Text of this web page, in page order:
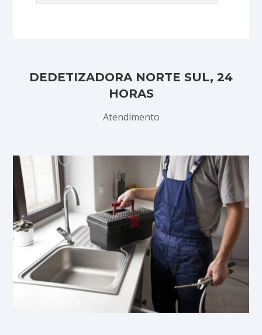
DEDETIZADORA NORTE SUL, 24
HORAS
Atendimento